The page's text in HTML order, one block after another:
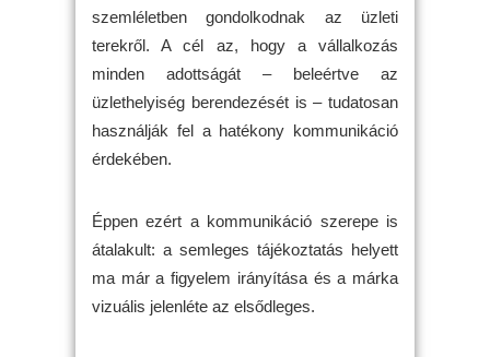
szemléletben gondolkodnak az üzleti
terekről. A cél az, hogy a vállalkozás
minden adottságát – beleértve az
üzlethelyiség berendezését is – tudatosan
használják fel a hatékony kommunikáció
érdekében.
Éppen ezért a kommunikáció szerepe is
átalakult: a semleges tájékoztatás helyett
ma már a figyelem irányítása és a márka
vizuális jelenléte az elsődleges.